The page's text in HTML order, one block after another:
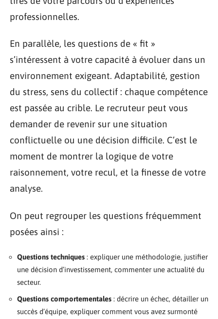
professionnelles.
En parallèle, les questions de « fit »
s’intéressent à votre capacité à évoluer dans un
environnement exigeant. Adaptabilité, gestion
du stress, sens du collectif : chaque compétence
est passée au crible. Le recruteur peut vous
demander de revenir sur une situation
conflictuelle ou une décision difficile. C’est le
moment de montrer la logique de votre
raisonnement, votre recul, et la finesse de votre
analyse.
On peut regrouper les questions fréquemment
posées ainsi :
Questions techniques : expliquer une méthodologie, justifier
une décision d’investissement, commenter une actualité du
secteur.
Questions comportementales : décrire un échec, détailler un
succès d’équipe, expliquer comment vous avez surmonté